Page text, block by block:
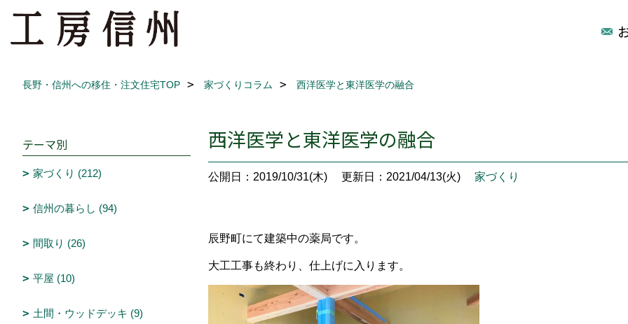
長野・信州への移住・注文住宅TOP 家づくりコラム 西洋医学と東洋医学の融合
西洋医学と東洋医学の融合
公開日：2019/10/31(木) 更新日：2021/04/13(火) 家づくり
辰野町にて建築中の薬局です。
大工工事も終わり、仕上げに入ります。
テーマ別
家づくり (212)
信州の暮らし (94)
間取り (26)
平屋 (10)
土間・ウッドデッキ (9)